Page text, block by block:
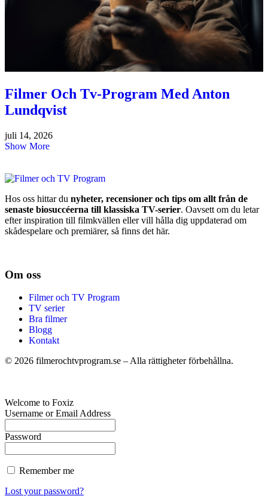
Filmer Och Tv-Program Med Anton
Lundqvist
juli 14, 2026
Show More
Hos oss hittar du nyheter, recensioner och tips om allt från de
senaste biosuccéerna till klassiska TV-serier. Oavsett om du letar
efter inspiration till filmkvällen eller vill hålla dig uppdaterad om
skådespelare och premiärer, så finns det här.
Om oss
Filmer och TV Program
TV serier
Bra filmer
Blogg
Kontakt
© 2026 filmerochtvprogram.se – Alla rättigheter förbehållna.
Welcome to Foxiz
Username or Email Address
Password
Remember me
Lost your password?